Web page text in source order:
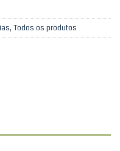
, Todos os produtos